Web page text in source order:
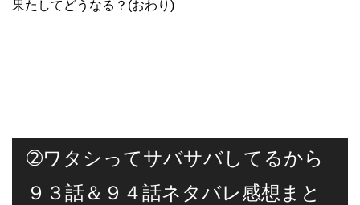
果たしてどうなる？(おわり)
➁ワタシってサバサバしてるから
９３話＆９４話ネタバレ感想まと